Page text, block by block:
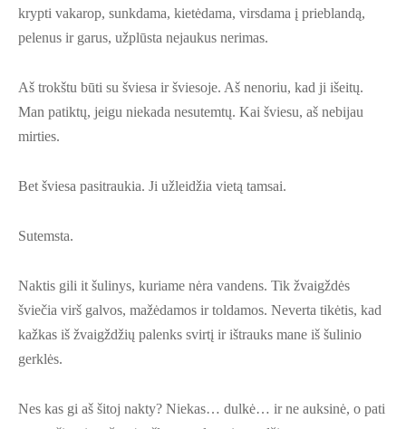
krypti vakarop, sunkdama, kietėdama, virsdama į prieblandą,
pelenus ir garus, užplūsta nejaukus nerimas.
Aš trokštu būti su šviesa ir šviesoje. Aš nenoriu, kad ji išeitų.
Man patiktų, jeigu niekada nesutemtų. Kai šviesu, aš nebijau
mirties.
Bet šviesa pasitraukia. Ji užleidžia vietą tamsai.
Sutemsta.
Naktis gili it šulinys, kuriame nėra vandens. Tik žvaigždės
šviečia virš galvos, mažėdamos ir toldamos. Neverta tikėtis, kad
kažkas iš žvaigždžių palenks svirtį ir ištrauks mane iš šulinio
gerklės.
Nes kas gi aš šitoj nakty? Niekas… dulkė… ir ne auksinė, o pati